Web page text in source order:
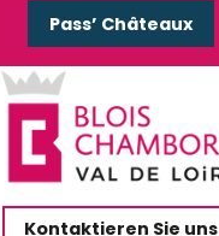
Pass’ Châteaux
Kontaktieren Sie uns